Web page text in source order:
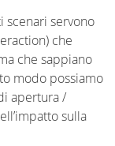
scenari servono
che
che sappiano
modo possiamo
apertura /
sulla